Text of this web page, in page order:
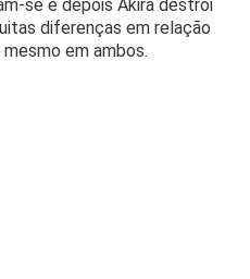
se e depois Akira destrói
diferenças em relação
em ambos.